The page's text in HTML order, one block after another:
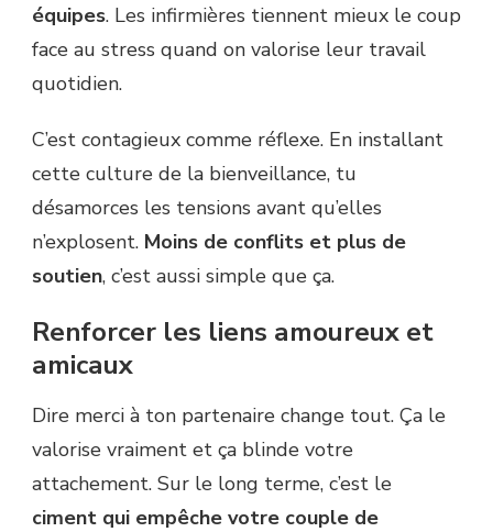
équipes. Les infirmières tiennent mieux le coup
face au stress quand on valorise leur travail
quotidien.
C’est contagieux comme réflexe. En installant
cette culture de la bienveillance, tu
désamorces les tensions avant qu’elles
n’explosent. Moins de conflits et plus de
soutien, c’est aussi simple que ça.
Renforcer les liens amoureux et
amicaux
Dire merci à ton partenaire change tout. Ça le
valorise vraiment et ça blinde votre
attachement. Sur le long terme, c’est le
ciment qui empêche votre couple de